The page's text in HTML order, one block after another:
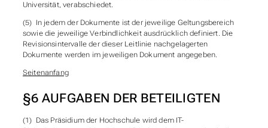
Universität, verabschiedet.
(5) In jedem der Dokumente ist der jeweilige Geltungsbereich
sowie die jeweilige Verbindlichkeit ausdrücklich definiert. Die
Revisionsintervalle der dieser Leitlinie nachgelagerten
Dokumente werden im jeweiligen Dokument angegeben.
Seitenanfang
§6 AUFGABEN DER BETEILIGTEN
(1) Das Präsidium der Hochschule wird dem IT-